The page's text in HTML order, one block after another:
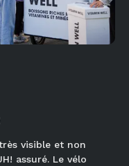
visible et non
assuré. Le vélo